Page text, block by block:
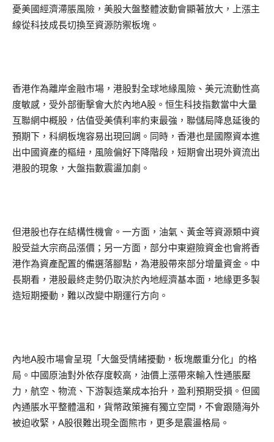
憂美國經濟滯脹風險，美股大盤整體波動會顯著放大，上漲主
線從科技成長切換至資源防禦板塊。
香港作為離岸金融市場，港股對全球地緣風險、美元流動性高
度敏感，受外部衝擊會大於內地A股。恒生科技指數當中大量
互聯網中概股，估值受美債利率約束最強，聯儲局降息延後的
預期下，科網板塊容易出現回調。同時，香港也是國際資本進
出中國資產的樞紐，風險偏好下降階段，短期會出現外資流出
港股的現象，大盤指數震盪加劇。
但港股也存在結構性機會。一方面，油氣、黃金等資源類中資
股受益大宗商品漲價；另一方面，部分中東避險資金也會將香
港作為資產配置的備選落腳點，為港股帶來部分增量資金。中
長期看，港股最終走勢仍取決於內地經濟基本面，地緣更多製
造短期擾動，難以改變中期運行方向。
內地A股市場會呈現「大盤受情緒擾動，板塊嚴重分化」的格
局。中國原油對外依存度較高，油價上漲帶來輸入性通脹壓
力，航空、物流、下游製造業成本抬升，盈利預期受損。但國
內通脹水平整體溫和，貨幣政策擁有獨立空間，不會跟隨海外
被迫收緊，A股很難出現全面熊市，更多是震盪格局。